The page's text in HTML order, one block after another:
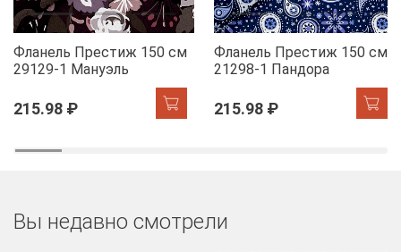
Фланель Престиж 150 см
29129-1 Мануэль
215.98 ₽
Фланель Престиж 150 см
21298-1 Пандора
215.98 ₽
Вы недавно смотрели